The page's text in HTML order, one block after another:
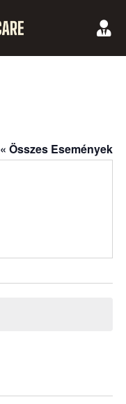
« Összes Események